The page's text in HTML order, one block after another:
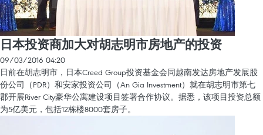
日本投资商加大对胡志明市房地产的投资
09/03/2016 04:20
日前在胡志明市，日本Creed Group投资基金会同越南发达房地产发展股
份公司（PDR）和安家投资公司（An Gia Investment）就在胡志明市第七
郡开展River City豪华公寓建设项目签署合作协议。据悉，该项目投资总额
为5亿美元，包括12栋楼8000套房子。